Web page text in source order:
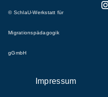
© SchlaU-Werkstatt für
Migrationspädagogik
gGmbH
Impressum